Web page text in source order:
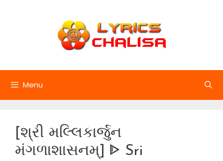
Menu
[શ્રી મલ્લિકાર્જુન
મંગળાશાસનમ્] ᐈ Sri